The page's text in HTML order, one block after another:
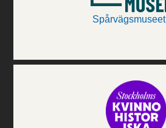
Spårvägsmuseet